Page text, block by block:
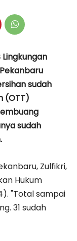
Lingkungan
sudah
(OTT)
sudah
Zulfikri,
Hukum
"Total sampai
31 sudah